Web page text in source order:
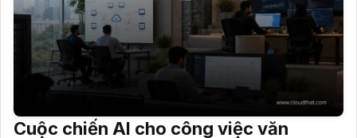
Cuộc chiến AI cho công việc văn